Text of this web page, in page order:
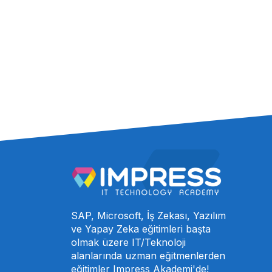
SAP, Microsoft, İş Zekası, Yazılım
ve Yapay Zeka eğitimleri başta
olmak üzere IT/Teknoloji
alanlarında uzman eğitmenlerden
eğitimler Impress Akademi'de!